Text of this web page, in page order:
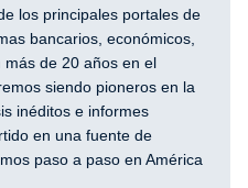
los principales portales de
bancarios, económicos,
de 20 años en el
siendo pioneros en la
inéditos e informes
en una fuente de
paso a paso en América